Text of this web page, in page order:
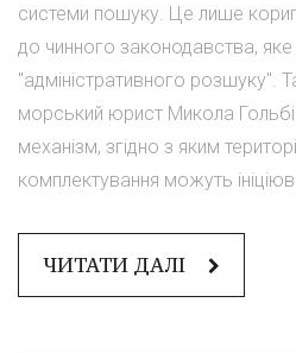
системи пошуку. Це лише
до чинного законодавства,
"адміністративного розшуку".
морський юрист Микола
механізм, згідно з яким
комплектування можуть
ЧИТАТИ ДАЛІ